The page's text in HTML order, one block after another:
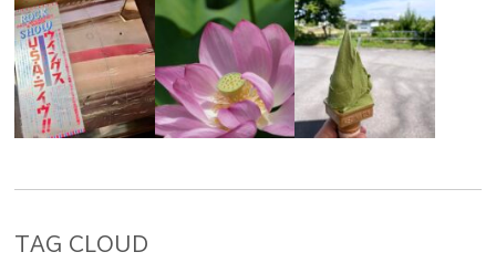
TAG CLOUD